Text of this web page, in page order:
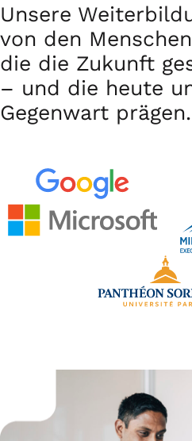
Unsere
von den
die die Zukunft
– und die heute
Gegenwart prägen.